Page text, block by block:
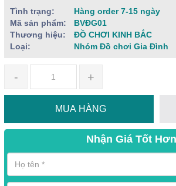
Tình trạng:
Hàng order 7-15 ngày
Mã sản phẩm:
BVĐG01
Thương hiệu:
ĐỒ CHƠI KINH BẮC
Loại:
Nhóm Đồ chơi Gia Đình
- +
MUA HÀNG
Nhận Giá Tốt Hơn